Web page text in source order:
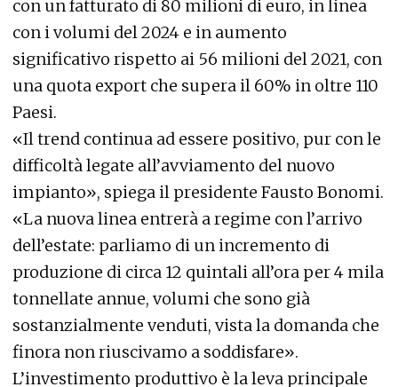
con un fatturato di 80 milioni di euro, in linea
con i volumi del 2024 e in aumento
significativo rispetto ai 56 milioni del 2021, con
una quota export che supera il 60% in oltre 110
Paesi.
«Il trend continua ad essere positivo, pur con le
difficoltà legate all’avviamento del nuovo
impianto», spiega il presidente Fausto Bonomi.
«La nuova linea entrerà a regime con l’arrivo
dell’estate: parliamo di un incremento di
produzione di circa 12 quintali all’ora per 4 mila
tonnellate annue, volumi che sono già
sostanzialmente venduti, vista la domanda che
finora non riuscivamo a soddisfare».
L’investimento produttivo è la leva principale